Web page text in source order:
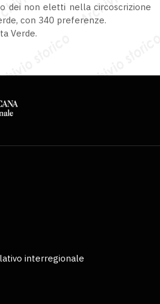
dei non eletti nella circoscrizione
con 340 preferenze.
Verde.
interregionale